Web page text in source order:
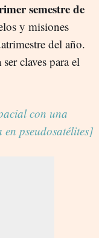
semestre de
y misiones
del año.
claves para el
con una
pseudosatélites]